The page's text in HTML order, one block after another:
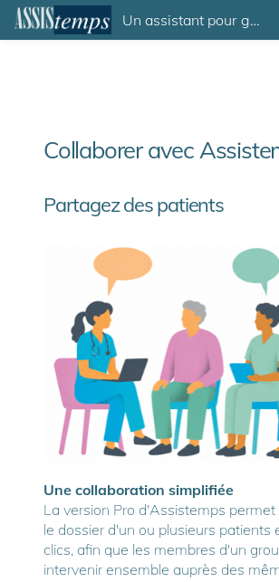
Un assistant pour gagner du temps…
Collaborer avec
Partagez des patients
Une collaboration simplifiée
La version Pro d'Assistemps
le dossier d'un ou plusieurs patients
clics, afin que les membres d'un
intervenir ensemble auprès des